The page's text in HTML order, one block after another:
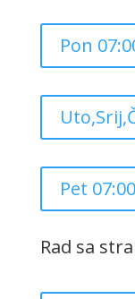
Pon
Pet
Rad sa